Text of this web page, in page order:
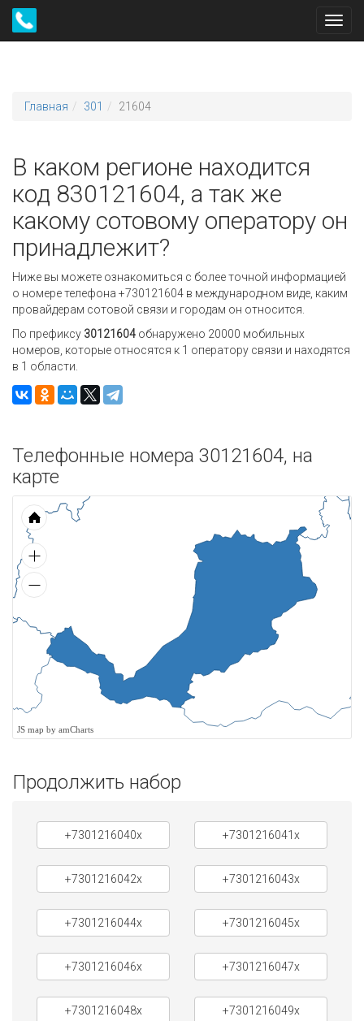
Главная 301 21604
В каком регионе находится
код 830121604, а так же
какому сотовому оператору он
принадлежит?
Ниже вы можете ознакомиться с более точной информацией
о номере телефона +730121604 в международном виде, каким
провайдерам сотовой связи и городам он относится.
По префиксу 30121604 обнаружено 20000 мобильных
номеров, которые относятся к 1 оператору связи и находятся
в 1 области.
Телефонные номера 30121604, на
карте
JS map by amCharts
Продолжить набор
+7301216040x +7301216041x
+7301216042x +7301216043x
+7301216044x +7301216045x
+7301216046x +7301216047x
+7301216048x +7301216049x